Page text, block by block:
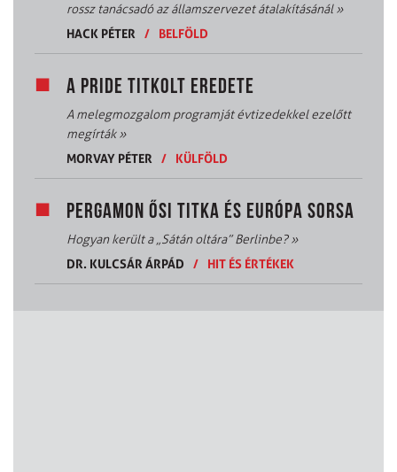
rossz tanácsadó az államszervezet átalakításánál»
HACK PÉTER
/ BELFÖLD
A PRIDE TITKOLT EREDETE
A melegmozgalom programját évtizedekkel ezelőtt
megírták»
MORVAY PÉTER
/ KÜLFÖLD
PERGAMON ŐSI TITKA ÉS EURÓPA SORSA
Hogyan került a „Sátán oltára” Berlinbe?»
DR. KULCSÁR ÁRPÁD
/ HIT ÉS ÉRTÉKEK